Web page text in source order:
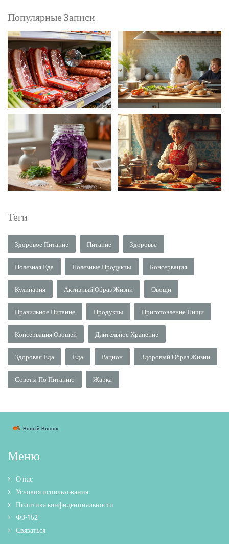
Популярные Записи
Теги
Здоровое Питание Питание Здоровье
Полезная Еда Полезные Продукты Консервация
Кулинария Активный Образ Жизни Овощи
Правильное Питание Продукты Приготовление Пищи
Консервация Овощей Длительное Хранение
Здоровая Еда Еда Рацион Здоровый Образ Жизни
Советы По Питанию Жарка
Меню
О нас
Условия использования
Политика конфиденциальности
ФЗ-152
Связаться